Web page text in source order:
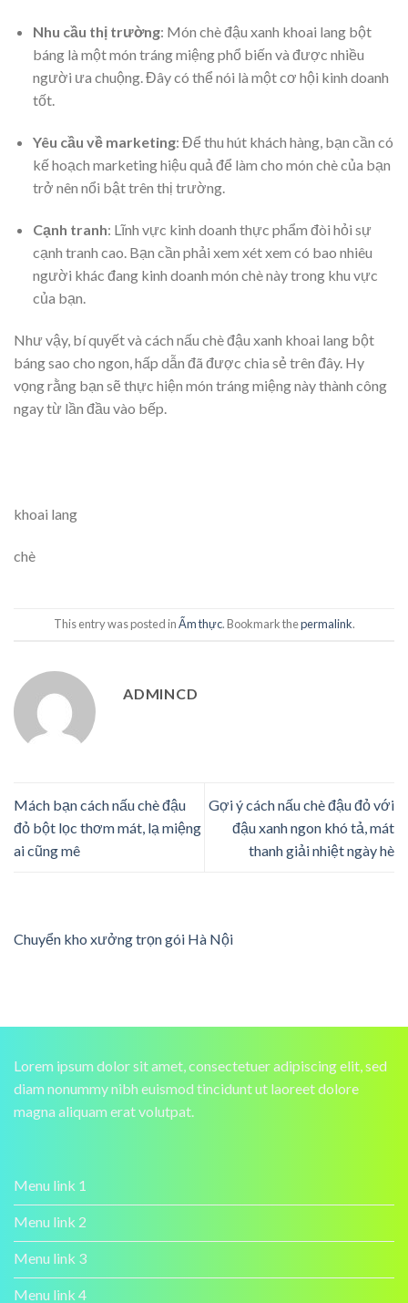
Nhu cầu thị trường: Món chè đậu xanh khoai lang bột
báng là một món tráng miệng phổ biến và được nhiều
người ưa chuộng. Đây có thể nói là một cơ hội kinh doanh
tốt.
Yêu cầu về marketing: Để thu hút khách hàng, bạn cần có
kế hoạch marketing hiệu quả để làm cho món chè của bạn
trở nên nổi bật trên thị trường.
Cạnh tranh: Lĩnh vực kinh doanh thực phẩm đòi hỏi sự
cạnh tranh cao. Bạn cần phải xem xét xem có bao nhiêu
người khác đang kinh doanh món chè này trong khu vực
của bạn.
Như vậy, bí quyết và cách nấu chè đậu xanh khoai lang bột
báng sao cho ngon, hấp dẫn đã được chia sẻ trên đây. Hy
vọng rằng bạn sẽ thực hiện món tráng miệng này thành công
ngay từ lần đầu vào bếp.
khoai lang
chè
This entry was posted inẨm thực. Bookmark thepermalink.
ADMINCD
Mách bạn cách nấu chè đậu
đỏ bột lọc thơm mát, lạ miệng
ai cũng mê
Gợi ý cách nấu chè đậu đỏ với
đậu xanh ngon khó tả, mát
thanh giải nhiệt ngày hè
Chuyển kho xưởng trọn gói Hà Nội
Lorem ipsum dolor sit amet, consectetuer adipiscing elit, sed
diam nonummy nibh euismod tincidunt ut laoreet dolore
magna aliquam erat volutpat.
Menu link 1
Menu link 2
Menu link 3
Menu link 4